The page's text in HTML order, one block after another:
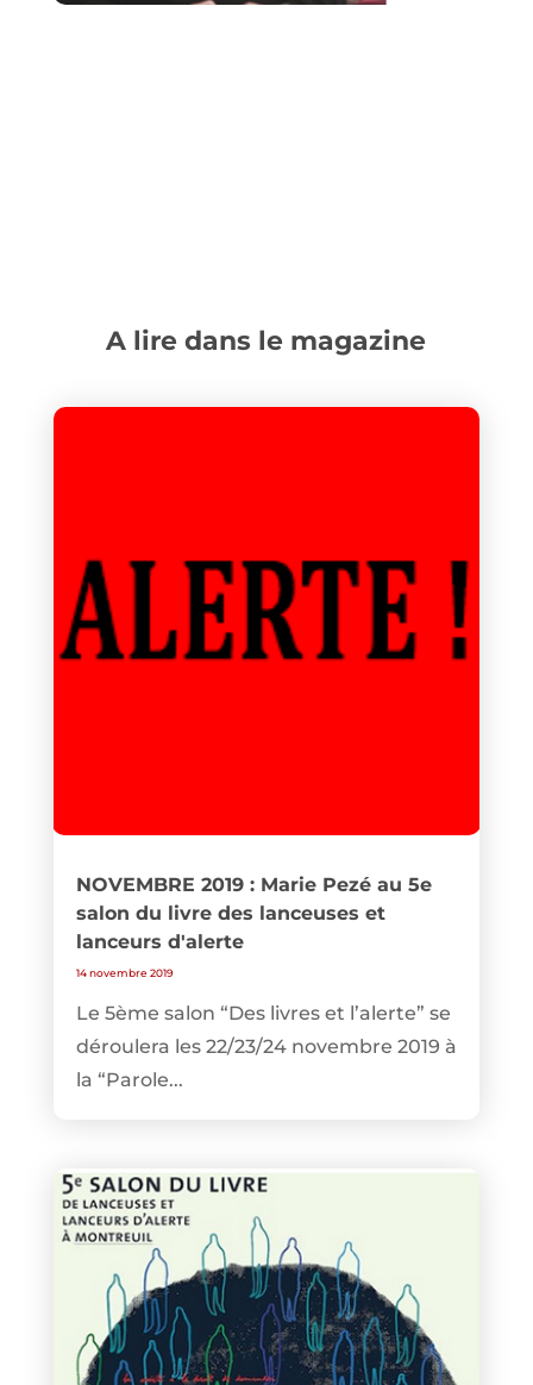
A lire dans le magazine
NOVEMBRE 2019 : Marie Pezé au 5e
salon du livre des lanceuses et
lanceurs d'alerte
14 novembre 2019
Le 5ème salon “Des livres et l’alerte” se
déroulera les 22/23/24 novembre 2019 à
la “Parole...